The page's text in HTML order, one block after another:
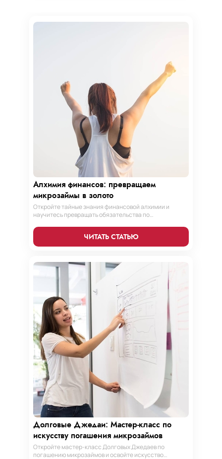
Алхимия финансов: превращаем
микрозаймы в золото
Откройте тайные знания финансовой алхимии и
научитесь превращать обязательства по
мир умного управления долгами с нашим
практическим руководством.
ЧИТАТЬ СТАТЬЮ
Долговые Джедаи: Мастер-класс по
искусству погашения микрозаймов
Откройте мастер-класс Долговых Джедаев по
погашению микрозаймов и освойте искусство